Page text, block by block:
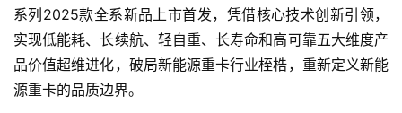
系列2025款全系新品上市首发，凭借核心技术创新引领，
实现低能耗、长续航、轻自重、长寿命和高可靠五大维度产
品价值超维进化，破局新能源重卡行业桎梏，重新定义新能
源重卡的品质边界。